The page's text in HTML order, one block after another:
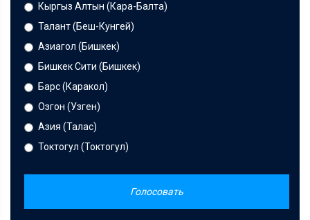
Кыргыз Алтын (Кара-Балта)
Талант (Беш-Кунгей)
Азиагол (Бишкек)
Бишкек Сити (Бишкек)
Барс (Каракол)
Озгон (Узген)
Азия (Талас)
Токтогул (Токтогул)
Голосовать